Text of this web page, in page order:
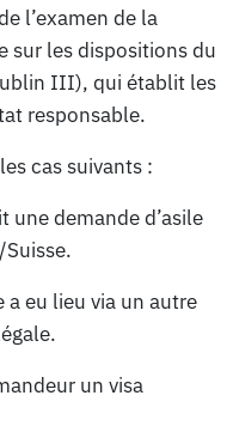
l’examen de la
sur les dispositions du
III), qui établit les
responsable.
cas suivants :
demande d’asile
Suisse.
eu lieu via un autre
un visa